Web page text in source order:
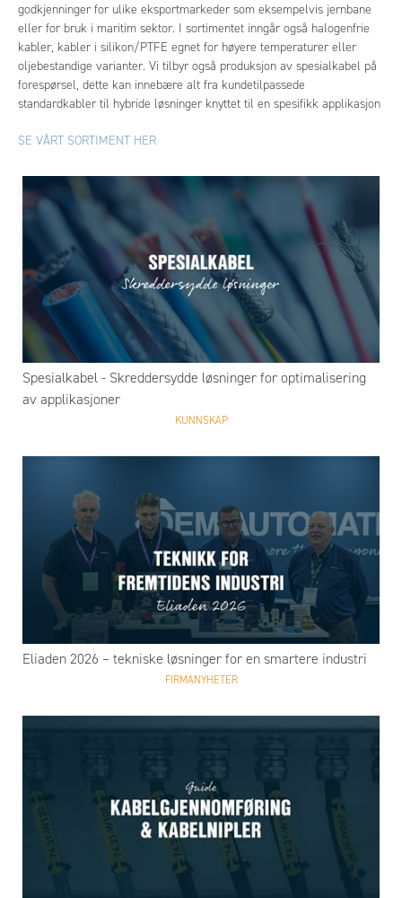
godkjenninger for ulike eksportmarkeder som eksempelvis jernbane
eller for bruk i maritim sektor. I sortimentet inngår også halogenfrie
kabler, kabler i silikon/PTFE egnet for høyere temperaturer eller
oljebestandige varianter. Vi tilbyr også produksjon av spesialkabel på
forespørsel, dette kan innebære alt fra kundetilpassede
standardkabler til hybride løsninger knyttet til en spesifikk applikasjon
SE VÅRT SORTIMENT HER
Spesialkabel - Skreddersydde løsninger for optimalisering
av applikasjoner
KUNNSKAP
Eliaden 2026 – tekniske løsninger for en smartere industri
FIRMANYHETER